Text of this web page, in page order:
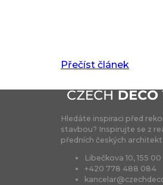
Přečíst článek
Hledáte inspiraci před
stavbou? Inspirujte se z
předních českých
Libečkova 10, 155
+420 778 488 084